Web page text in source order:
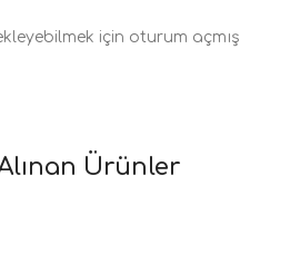
için oturum açmış
Ürünler